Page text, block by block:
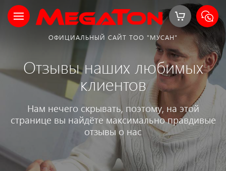
ОФИЦИАЛЬНЫЙ САЙТ ТОО "МУСАН"
Отзывы наших любимых
клиентов
Нам нечего скрывать, поэтому, на этой
странице вы найдёте максимально правдивые
отзывы о нас